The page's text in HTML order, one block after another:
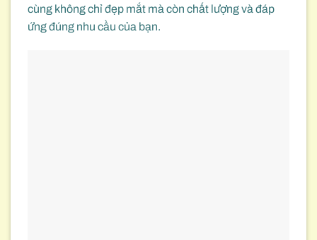
cùng không chỉ đẹp mắt mà còn chất lượng và đáp
ứng đúng nhu cầu của bạn.